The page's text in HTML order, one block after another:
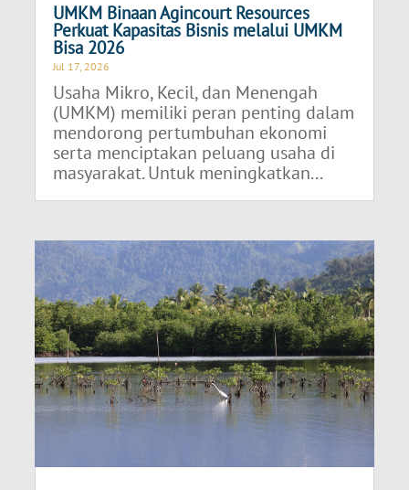
UMKM Binaan Agincourt Resources
Perkuat Kapasitas Bisnis melalui UMKM
Bisa 2026
Jul 17, 2026
Usaha Mikro, Kecil, dan Menengah
(UMKM) memiliki peran penting dalam
mendorong pertumbuhan ekonomi
serta menciptakan peluang usaha di
masyarakat. Untuk meningkatkan...